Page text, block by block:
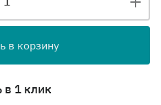
в корзину
Купить в 1 клик